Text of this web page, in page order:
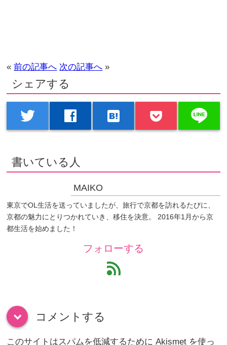
«前の記事へ 次の記事へ »
シェアする
twitter facebook hatenabookmark line
書いている人
MAIKO
東京でOL生活を送っていましたが、旅行で京都を訪れるたびに、
京都の魅力にとりつかれていき、移住を決意。 2016年1月から京
都生活を始めました！
フォローする
feed
down コメントする
このサイトはスパムを低減するために Akismet を使っ